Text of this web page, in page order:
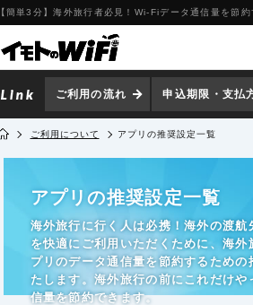
【簡単3分】海外旅行者必見！Wi-Fiデータ通信量を節
ご利用の流れ 申込期限・支払
ご利用について アプリの推奨設定一覧
アプリの推奨設定一覧
海外旅行に行く人は必携！海外の渡
を快適にご利用いただくために、海外
プリのデータ通信量を節約するための
たします。海外旅行の前にこれだけや
信量を節約できます。